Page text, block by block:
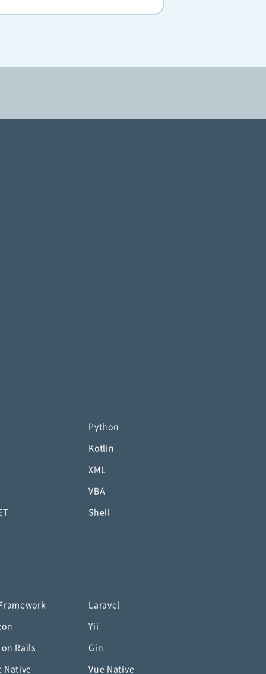
Python
Kotlin
XML
VBA
Shell
Laravel
Yii
on Rails Gin
Native Vue Native